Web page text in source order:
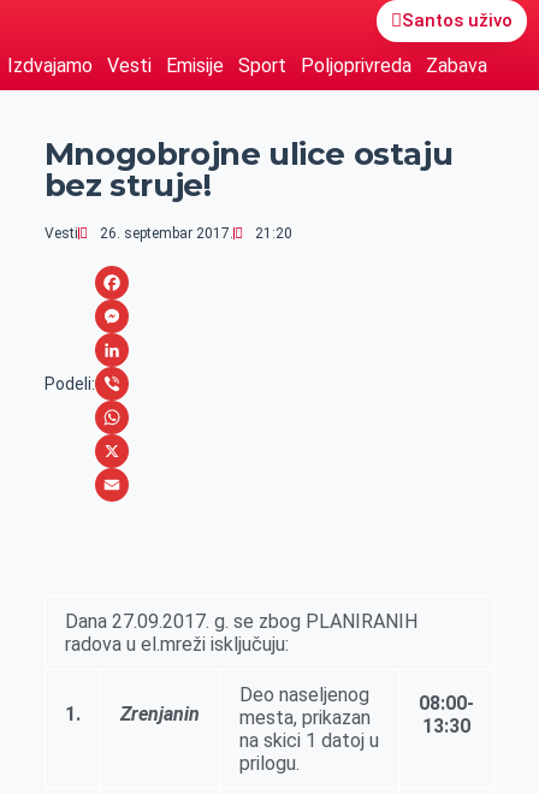
Santos uživo
Izdvajamo Vesti Emisije Sport Poljoprivreda Zabava
Mnogobrojne ulice ostaju
bez struje!
Vesti 26. septembar 2017. 21:20
Podeli:
F
a
c
e
b
o
M
e
s
s
e
r
L
i
n
k
n
V
i
b
W
h
A
p
X
i
l
Dana 27.09.2017. g. se zbog PLANIRANIH
radova u el.mreži isklјučuju:
1. Zrenjanin
Deo naselјenog
mesta, prikazan
na skici 1 datoj u
prilogu.
08:00-
13:30